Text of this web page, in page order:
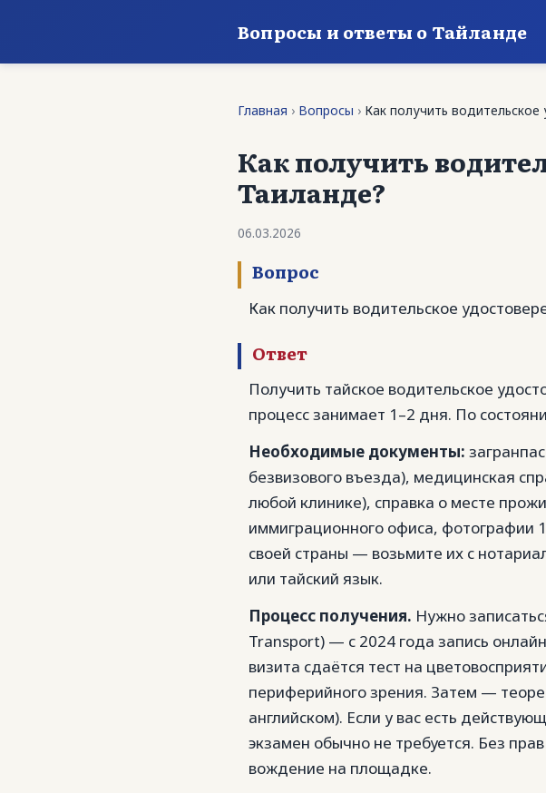
Вопросы и ответы о Тайланде
Главная › Вопросы › Как получить
Как получить
Таиланде?
06.03.2026
Вопрос
Как получить водительское
Ответ
Получить тайское водительское
процесс занимает 1–2 дня. По
Необходимые документы:
безвизового въезда), медицинская
любой клинике), справка о месте
иммиграционного офиса, фотографии
своей страны — возьмите их с
или тайский язык.
Процесс получения. Нужно
Transport) — с 2024 года запись
визита сдаётся тест на
периферийного зрения. Затем —
английском). Если у вас есть
экзамен обычно не требуется. Без
вождение на площадке.